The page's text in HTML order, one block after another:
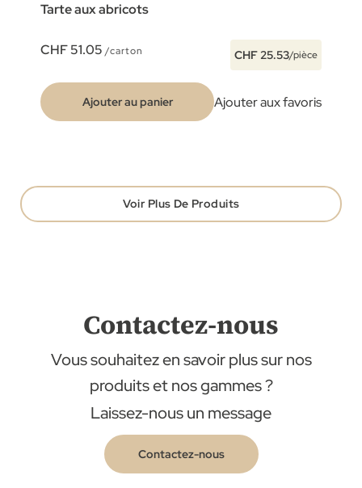
Tarte aux abricots
CHF 51.05 /carton CHF 25.53/pièce
Ajouter au panier Ajouter aux favoris
Voir Plus De Produits
Contactez-nous
Vous souhaitez en savoir plus sur nos
produits et nos gammes ?
Laissez-nous un message
Contactez-nous